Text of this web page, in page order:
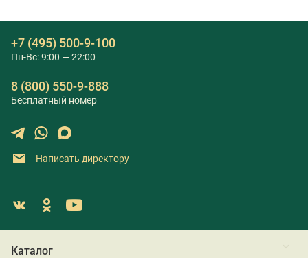
+7 (495) 500-9-100
Пн-Вс: 9:00 — 22:00
8 (800) 550-9-888
Бесплатный номер
Написать директору
Каталог